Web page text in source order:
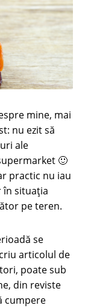
mine, mai
nu ezit să
ale
🙂
practic nu iau
în situația
pe teren.
se
articolul de
poate sub
din reviste
cumpere